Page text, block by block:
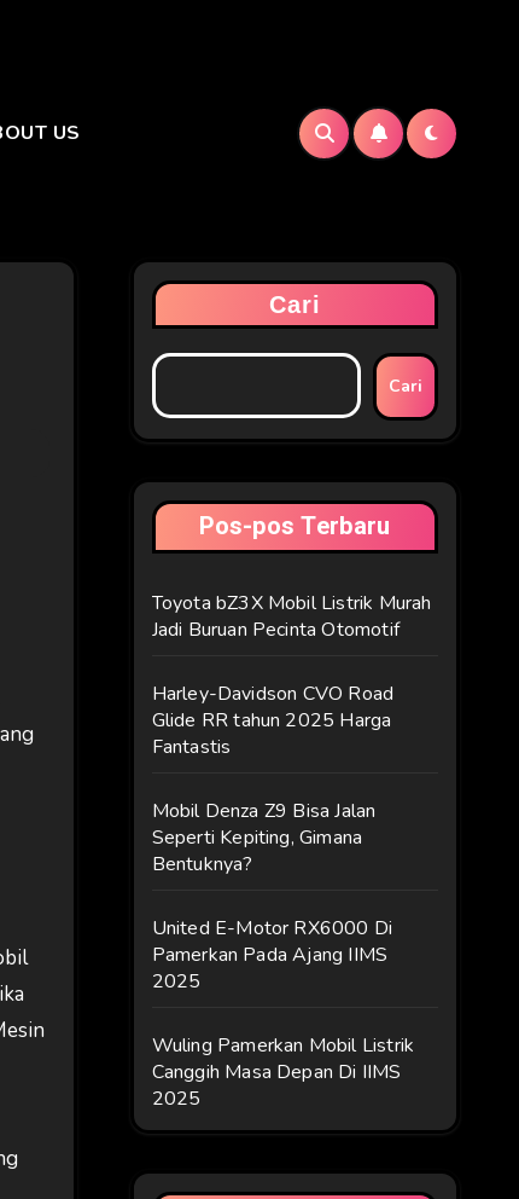
US
Cari
Cari
Pos-pos Terbaru
Toyota bZ3X Mobil Listrik Murah
Jadi Buruan Pecinta Otomotif
Harley-Davidson CVO Road
Glide RR tahun 2025 Harga
Fantastis
Mobil Denza Z9 Bisa Jalan
Seperti Kepiting, Gimana
Bentuknya?
United E-Motor RX6000 Di
Pamerkan Pada Ajang IIMS
2025
Wuling Pamerkan Mobil Listrik
Canggih Masa Depan Di IIMS
2025